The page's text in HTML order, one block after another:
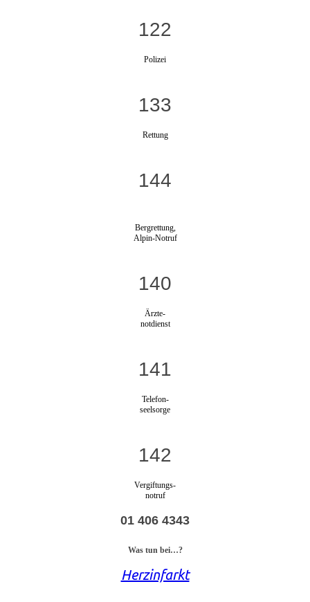
122
Polizei
133
Rettung
144
Bergrettung,
Alpin-Notruf
140
Ärzte-
notdienst
141
Telefon-
seelsorge
142
Vergiftungs-
notruf
01 406 4343
Was tun bei…?
Herzinfarkt